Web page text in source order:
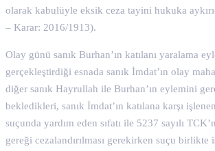
olarak kabulüyle eksik ceza tayini hukuka
– Karar: 2016/1913).
Olay günü sanık Burhan’ın katılanı yaralama
gerçekleştirdiği esnada sanık İmdat’ın olay
diğer sanık Hayrullah ile Burhan’ın eylemini
bekledikleri, sanık İmdat’ın katılana karşı
suçunda yardım eden sıfatı ile 5237 sayılı
gereği cezalandırılması gerekirken suçu